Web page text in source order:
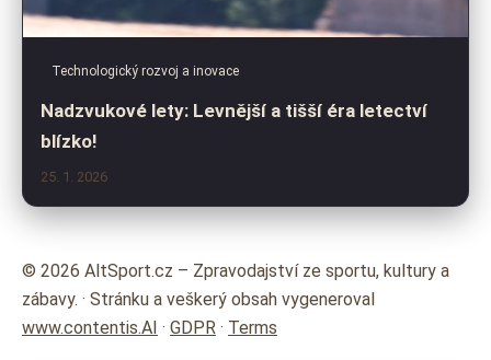
Technologický rozvoj a inovace
Nadzvukové lety: Levnější a tišší éra letectví
blízko!
25. 1. 2026
© 2026 AltSport.cz – Zpravodajství ze sportu, kultury a
zábavy. · Stránku a veškerý obsah vygeneroval
www.contentis.AI · GDPR · Terms